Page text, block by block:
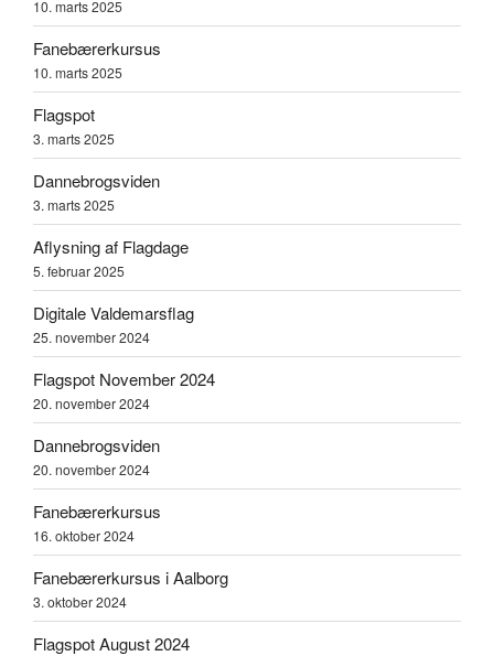
10. marts 2025
Fanebærerkursus
10. marts 2025
Flagspot
3. marts 2025
Dannebrogsviden
3. marts 2025
Aflysning af Flagdage
5. februar 2025
Digitale Valdemarsflag
25. november 2024
Flagspot November 2024
20. november 2024
Dannebrogsviden
20. november 2024
Fanebærerkursus
16. oktober 2024
Fanebærerkursus i Aalborg
3. oktober 2024
Flagspot August 2024